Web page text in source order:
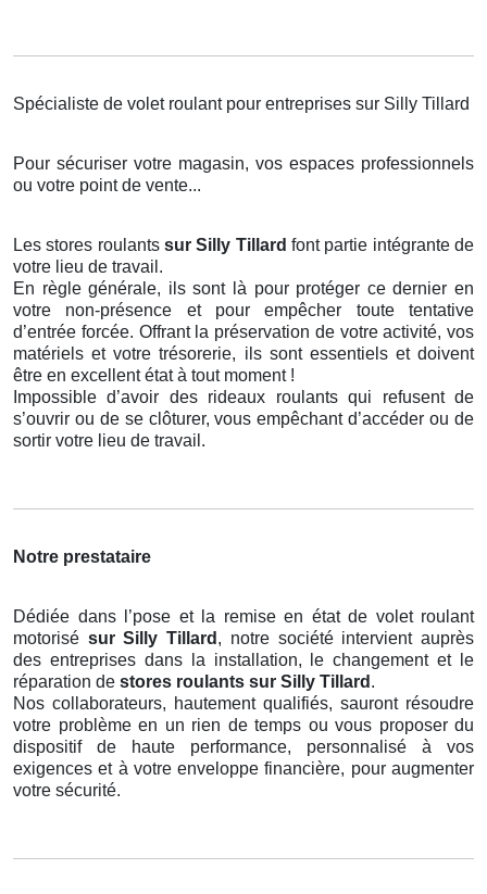
Spécialiste de volet roulant pour entreprises sur Silly Tillard
Pour sécuriser votre magasin, vos espaces professionnels
ou votre point de vente...
Les stores roulants sur Silly Tillard font partie intégrante de
votre lieu de travail.
En règle générale, ils sont là pour protéger ce dernier en
votre non-présence et pour empêcher toute tentative
d’entrée forcée. Offrant la préservation de votre activité, vos
matériels et votre trésorerie, ils sont essentiels et doivent
être en excellent état à tout moment !
Impossible d’avoir des rideaux roulants qui refusent de
s’ouvrir ou de se clôturer, vous empêchant d’accéder ou de
sortir votre lieu de travail.
Notre prestataire
Dédiée dans l’pose et la remise en état de volet roulant
motorisé sur Silly Tillard , notre société intervient auprès
des entreprises dans la installation, le changement et le
réparation de stores roulants sur Silly Tillard .
Nos collaborateurs, hautement qualifiés, sauront résoudre
votre problème en un rien de temps ou vous proposer du
dispositif de haute performance, personnalisé à vos
exigences et à votre enveloppe financière, pour augmenter
votre sécurité.